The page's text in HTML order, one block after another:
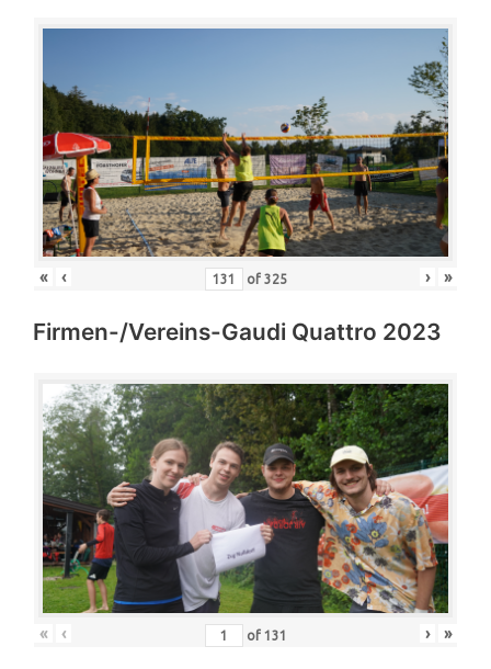
« ‹ of 325 › »
Firmen-/Vereins-Gaudi Quattro 2023
« ‹ of 131 › »